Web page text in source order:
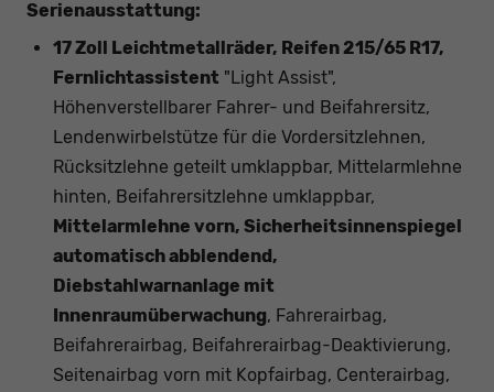
Serienausstattung:
17 Zoll Leichtmetallräder, Reifen 215/65 R17,
Fernlichtassistent "Light Assist",
Höhenverstellbarer Fahrer- und Beifahrersitz,
Lendenwirbelstütze für die Vordersitzlehnen,
Rücksitzlehne geteilt umklappbar, Mittelarmlehne
hinten, Beifahrersitzlehne umklappbar,
Mittelarmlehne vorn, Sicherheitsinnenspiegel
automatisch abblendend,
Diebstahlwarnanlage mit
Innenraumüberwachung, Fahrerairbag,
Beifahrerairbag, Beifahrerairbag-Deaktivierung,
Seitenairbag vorn mit Kopfairbag, Centerairbag,